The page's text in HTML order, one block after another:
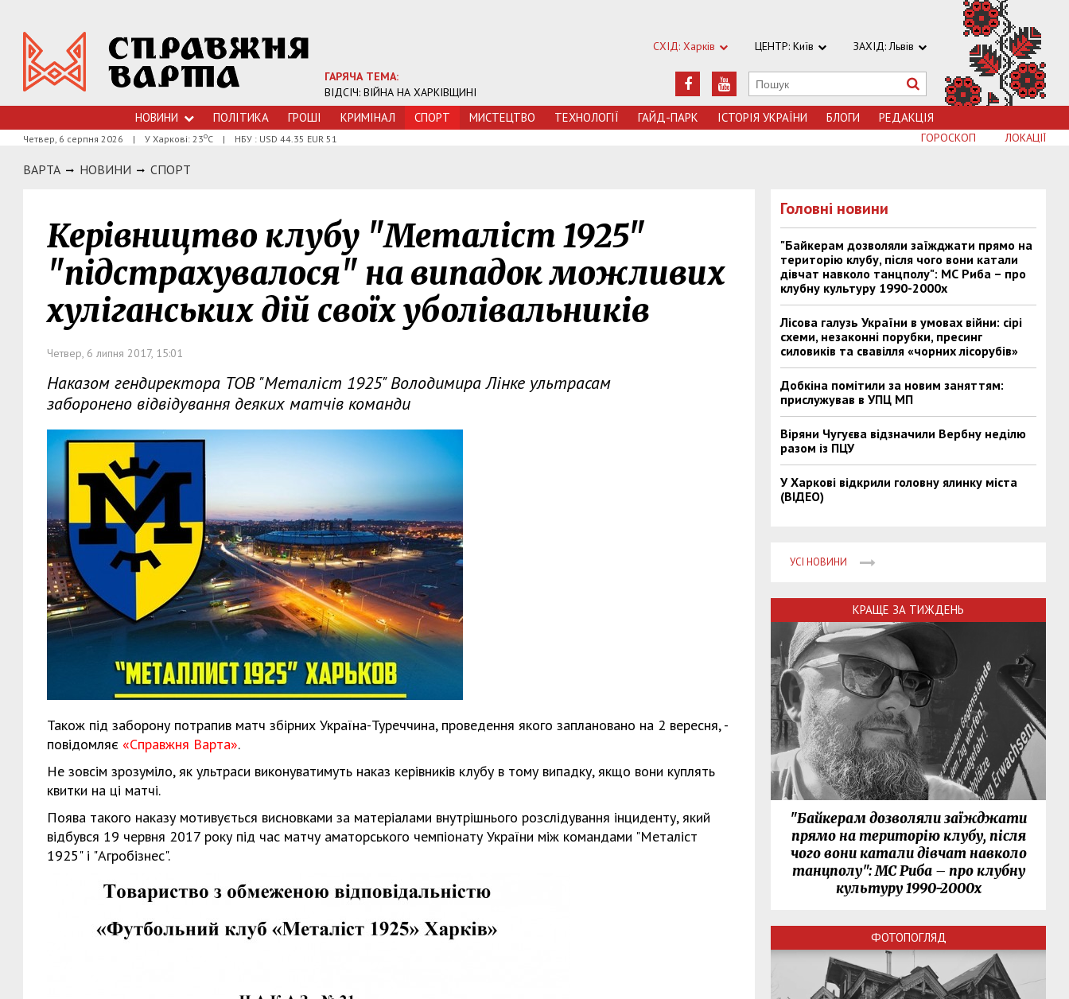
ГАРЯЧА ТЕМА:
ВІДСІЧ: ВІЙНА НА ХАРКІВЩИНІ
СХІД: Харків ЦЕНТР: Київ ЗАХІД: Львів
НОВИНИ ПОЛІТИКА ГРОШI КРИМIНАЛ СПОРТ МИСТЕЦТВО ТЕХНОЛОГIЇ ГАЙД-ПАРК ІСТОРІЯ УКРАЇНИ БЛОГИ РЕДАКЦІЯ
Четвер, 6 серпня 2026 | У Харкові: 23оС | НБУ : USD 44.35 EUR 51 ЛОКАЦІЇ
ГОРОСКОП
ВАРТА НОВИНИ СПОРТ
Керівництво клубу "Металіст 1925"
"підстрахувалося" на випадок можливих
хуліганських дій своїх уболівальників
Четвер, 6 липня 2017, 15:01
Наказом гендиректора ТОВ "Металіст 1925" Володимира Лінке ультрасам
заборонено відвідування деяких матчів команди
Також під заборону потрапив матч збірних Україна-Туреччина, проведення якого заплановано на 2 вересня, -
повідомляє «Справжня Варта».
Не зовсім зрозуміло, як ультраси виконуватимуть наказ керівників клубу в тому випадку, якщо вони куплять
квитки на ці матчі.
Поява такого наказу мотивується висновками за матеріалами внутрішнього розслідування інциденту, який
відбувся 19 червня 2017 року під час матчу аматорського чемпіонату України між командами "Металіст
1925" і "Агробізнес".
Головні новини
"Байкерам дозволяли заїжджати прямо на
територію клубу, після чого вони катали
дівчат навколо танцполу": МС Риба – про
клубну культуру 1990-2000х
Лісова галузь України в умовах війни: сірі
схеми, незаконні порубки, пресинг
силовиків та свавілля «чорних лісорубів»
Добкіна помітили за новим заняттям:
прислужував в УПЦ МП
Віряни Чугуєва відзначили Вербну неділю
разом із ПЦУ
У Харкові відкрили головну ялинку міста
(ВІДЕО)
УСІ НОВИНИ
КРАЩЕ ЗА ТИЖДЕНЬ
"Байкерам дозволяли заїжджати
прямо на територію клубу, після
чого вони катали дівчат навколо
танцполу": МС Риба – про клубну
культуру 1990-2000х
ФОТОПОГЛЯД